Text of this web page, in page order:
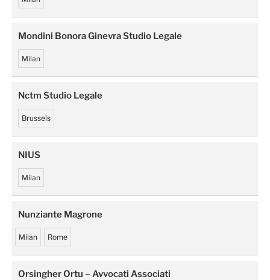
Mondini Bonora Ginevra Studio Legale
Milan
Nctm Studio Legale
Brussels
NIUS
Milan
Nunziante Magrone
Milan Rome
Orsingher Ortu – Avvocati Associati